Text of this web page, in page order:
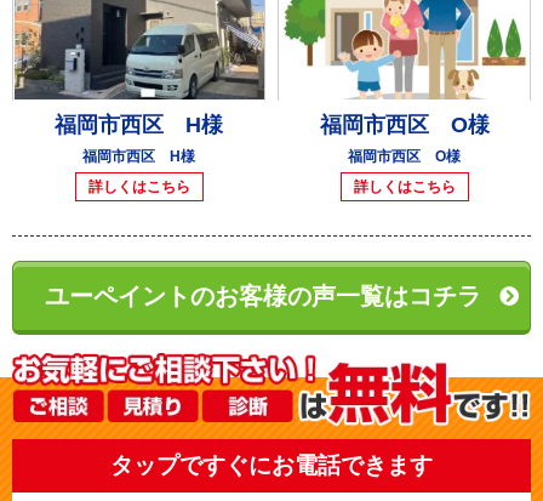
福岡市西区 H様
福岡市西区 H様
詳しくはこちら
福岡市西区 O様
福岡市西区 O様
詳しくはこちら
ユーペイントのお客様の声一覧はコチラ
タップですぐにお電話できます